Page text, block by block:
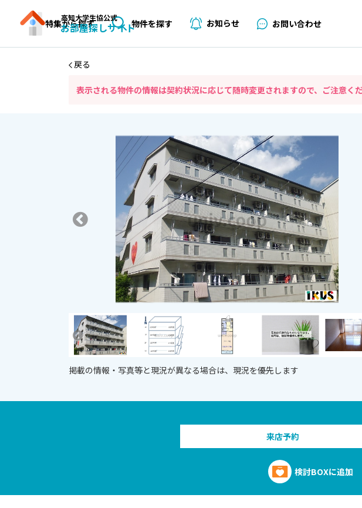
高知大学生協公式
お部屋探しサイト
特集から探す 物件を探す お知らせ お問い合わせ
戻る
表⽰される物件の情報は契約状況に応じて随時変更されますので、ご注意くだ
掲載の情報・写真等と現況が異なる場合は、現況を優先します
来店予約
検討BOXに追加